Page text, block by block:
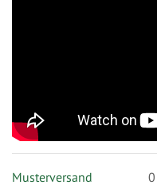
Musterversand 0